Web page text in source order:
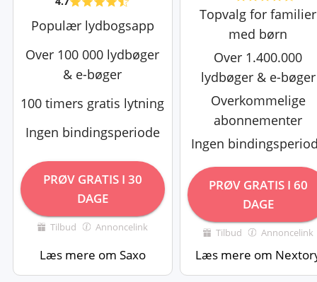
Populær lydbogsapp
Over 100 000 lydbøger
& e-bøger
100 timers gratis lytning
Ingen bindingsperiode
PRØV GRATIS I 30
DAGE
Tilbud Annoncelink
Læs mere om Saxo
Topvalg for familier
med børn
Over 1.400.000
lydbøger & e-bøger
Overkommelige
abonnementer
Ingen
PRØV GRATIS I 60
DAGE
Tilbud Annoncelink
Læs mere om